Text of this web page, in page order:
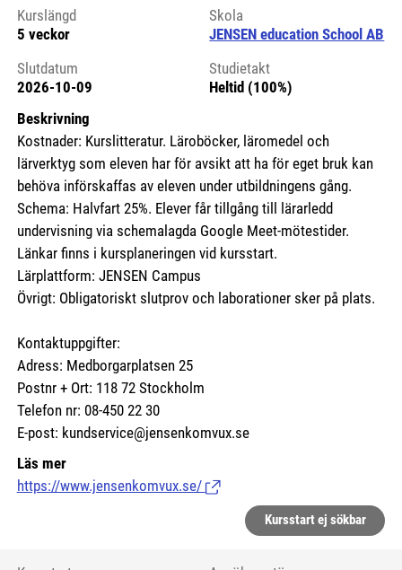
Kurslängd
5 veckor
Skola
JENSEN education School AB
Slutdatum
2026-10-09
Studietakt
Heltid (100%)
Beskrivning
Kostnader: Kurslitteratur. Läroböcker, läromedel och
lärverktyg som eleven har för avsikt att ha för eget bruk kan
behöva införskaffas av eleven under utbildningens gång.
Schema: Halvfart 25%. Elever får tillgång till lärarledd
undervisning via schemalagda Google Meet-mötestider.
Länkar finns i kursplaneringen vid kursstart.
Lärplattform: JENSEN Campus
Övrigt: Obligatoriskt slutprov och laborationer sker på plats.
Kontaktuppgifter:
Adress: Medborgarplatsen 25
Postnr + Ort: 118 72 Stockholm
Telefon nr: 08-450 22 30
E-post: kundservice@jensenkomvux.se
Läs mer
https://www.jensenkomvux.se/ (Länk till extern sida.)
Kursstart ej sökbar